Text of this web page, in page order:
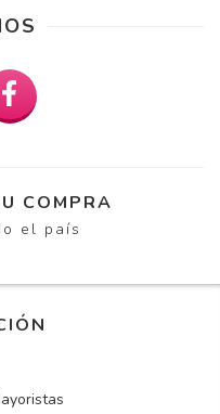
COMPRA
el país